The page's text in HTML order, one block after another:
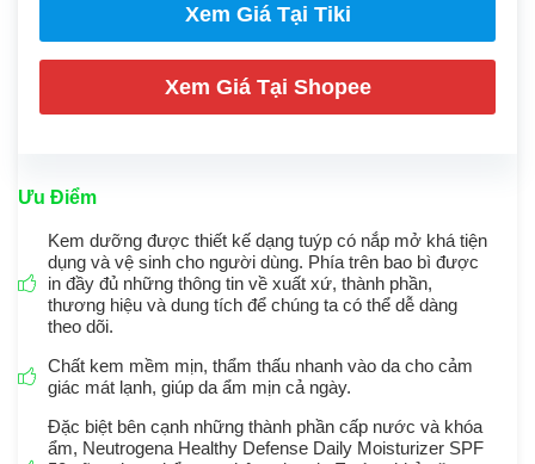
Xem Giá Tại Tiki
Xem Giá Tại Shopee
Ưu Điểm
Kem dưỡng được thiết kế dạng tuýp có nắp mở khá tiện
dụng và vệ sinh cho người dùng. Phía trên bao bì được
in đầy đủ những thông tin về xuất xứ, thành phần,
thương hiệu và dung tích để chúng ta có thể dễ dàng
theo dõi.
Chất kem mềm mịn, thẩm thấu nhanh vào da cho cảm
giác mát lạnh, giúp da ẩm mịn cả ngày.
Đặc biệt bên cạnh những thành phần cấp nước và khóa
ẩm, Neutrogena Healthy Defense Daily Moisturizer SPF